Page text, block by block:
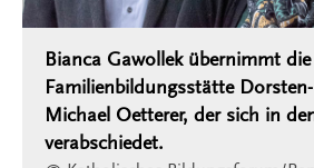
Bianca Gawollek übernimmt
Familienbildungsstätte
Michael Oetterer, der sich in
verabschiedet.